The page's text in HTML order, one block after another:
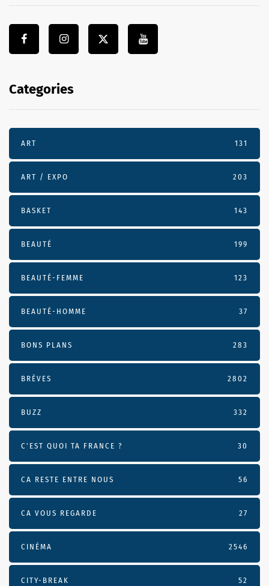
Categories
ART 131
ART / EXPO 203
BASKET 143
BEAUTÉ 199
BEAUTÉ-FEMME 123
BEAUTÉ-HOMME 37
BONS PLANS 283
BRÈVES 2802
BUZZ 332
C'EST QUOI TA FRANCE ? 30
CA RESTE ENTRE NOUS 56
CA VOUS REGARDE 27
CINÉMA 2546
CITY-BREAK 52